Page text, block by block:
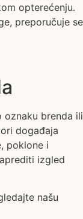
opterećenju.
preporučuje se
brenda ili
događaja
poklone i
izgled
našu